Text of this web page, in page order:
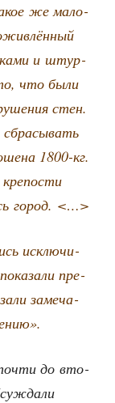
же мало­
и штур­
что были
стен.
сбра­сы­вать
1800-кг.
город. <…>
исклю­чи­
пре­
заме­ча­
до вто­